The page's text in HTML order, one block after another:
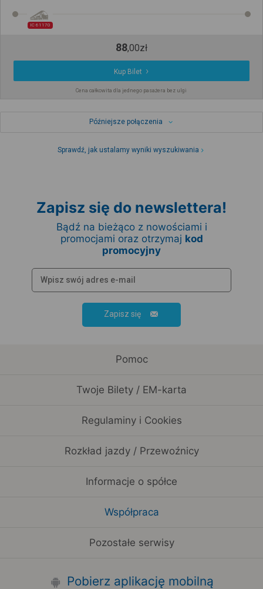
IC 61170
88,00zł
Kup Bilet
Cena całkowita dla jednego pasażera bez ulgi
Późniejsze połączenia
Sprawdź, jak ustalamy wyniki wyszukiwania
Zapisz się do newslettera!
Bądź na bieżąco z nowościami i
promocjami oraz otrzymaj kod
promocyjny
Zapisz się
Pomoc
Twoje Bilety / EM-karta
Regulaminy i Cookies
Rozkład jazdy / Przewoźnicy
Informacje o spółce
Współpraca
Pozostałe serwisy
Pobierz aplikację mobilną